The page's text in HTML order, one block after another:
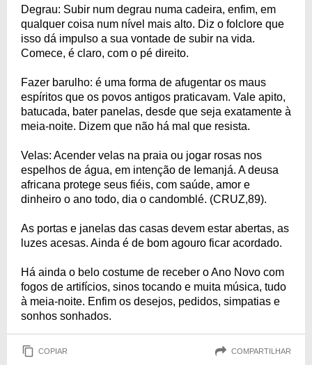
Degrau: Subir num degrau numa cadeira, enfim, em
qualquer coisa num nível mais alto. Diz o folclore que
isso dá impulso a sua vontade de subir na vida.
Comece, é claro, com o pé direito.
Fazer barulho: é uma forma de afugentar os maus
espíritos que os povos antigos praticavam. Vale apito,
batucada, bater panelas, desde que seja exatamente à
meia-noite. Dizem que não há mal que resista.
Velas: Acender velas na praia ou jogar rosas nos
espelhos de água, em intenção de Iemanjá. A deusa
africana protege seus fiéis, com saúde, amor e
dinheiro o ano todo, dia o candomblé. (CRUZ,89).
As portas e janelas das casas devem estar abertas, as
luzes acesas. Ainda é de bom agouro ficar acordado.
Há ainda o belo costume de receber o Ano Novo com
fogos de artifícios, sinos tocando e muita música, tudo
à meia-noite. Enfim os desejos, pedidos, simpatias e
sonhos sonhados.
COPIAR COMPARTILHAR